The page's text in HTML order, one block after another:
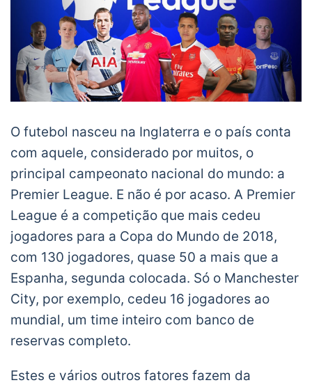
O futebol nasceu na Inglaterra e o país conta
com aquele, considerado por muitos, o
principal campeonato nacional do mundo: a
Premier League. E não é por acaso. A Premier
League é a competição que mais cedeu
jogadores para a Copa do Mundo de 2018,
com 130 jogadores, quase 50 a mais que a
Espanha, segunda colocada. Só o Manchester
City, por exemplo, cedeu 16 jogadores ao
mundial, um time inteiro com banco de
reservas completo.
Estes e vários outros fatores fazem da